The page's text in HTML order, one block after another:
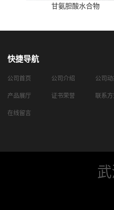
甘氨胆酸水合物
快捷导航
公司首页 公司介绍 公司动
产品展厅 证书荣誉 联系
在线留言